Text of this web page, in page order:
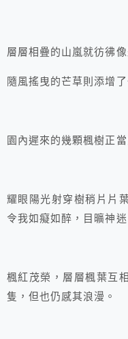
層層相疊的山嵐就彷彿
隨風搖曳的芒草則添增
園內遲來的幾顆楓樹正
耀眼陽光射穿樹稍片片
令我如癡如醉，目曠神迷
楓紅茂榮，層層楓葉互
隻，但也仍感其浪漫。